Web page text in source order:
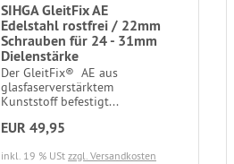
SIHGA GleitFix AE
Edelstahl rostfrei / 22mm
Schrauben für 24 - 31mm
Dielenstärke
Der GleitFix® AE aus
glasfaserverstärktem
Kunststoff befestigt...
EUR 49,95
inkl. 19 % USt zzgl. Versandkosten